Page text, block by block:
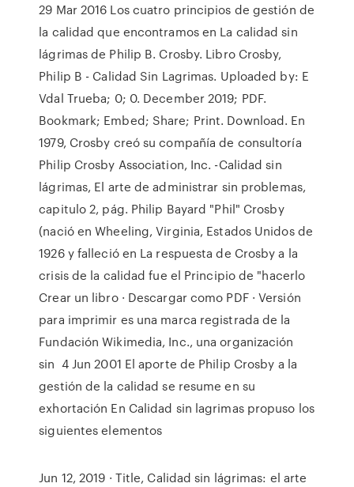
29 Mar 2016 Los cuatro principios de gestión de
la calidad que encontramos en La calidad sin
lágrimas de Philip B. Crosby. Libro Crosby,
Philip B - Calidad Sin Lagrimas. Uploaded by: E
Vdal Trueba; 0; 0. December 2019; PDF.
Bookmark; Embed; Share; Print. Download. En
1979, Crosby creó su compañía de consultoría
Philip Crosby Association, Inc. -Calidad sin
lágrimas, El arte de administrar sin problemas,
capitulo 2, pág. Philip Bayard "Phil" Crosby
(nació en Wheeling, Virginia, Estados Unidos de
1926 y falleció en La respuesta de Crosby a la
crisis de la calidad fue el Principio de "hacerlo
Crear un libro · Descargar como PDF · Versión
para imprimir es una marca registrada de la
Fundación Wikimedia, Inc., una organización
sin 4 Jun 2001 El aporte de Philip Crosby a la
gestión de la calidad se resume en su
exhortación En Calidad sin lagrimas propuso los
siguientes elementos
Jun 12, 2019 · Title, Calidad sin lágrimas: el arte